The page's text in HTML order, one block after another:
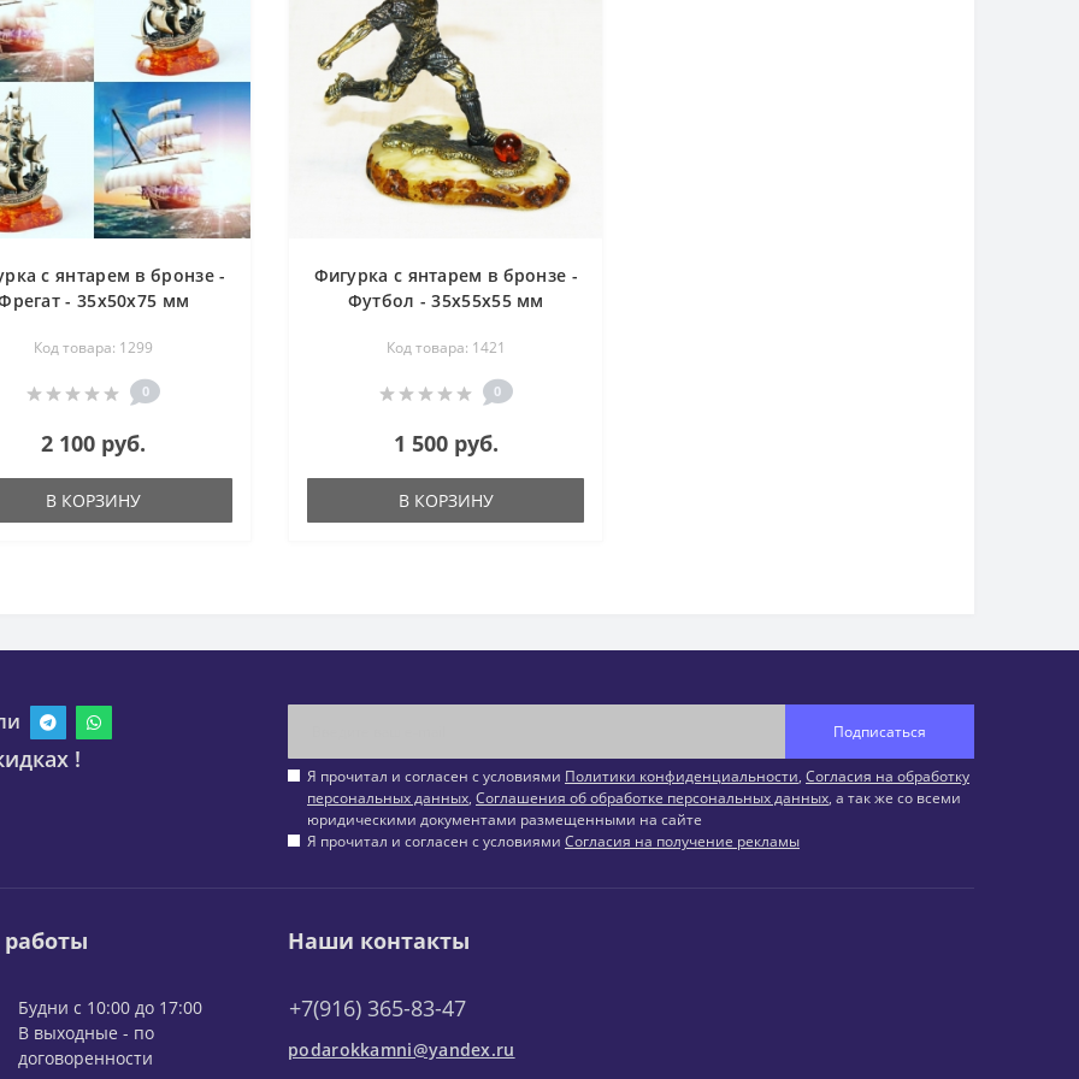
с янтарем в бронзе -
- 35х50х75 мм
Код товара: 1299
0
2 100 руб.
В КОРЗИНУ
Фигурка с янтарем в бронзе -
Футбол - 35х55х55 мм
Код товара: 1421
0
1 500 руб.
В КОРЗИНУ
!
Подписаться
Я прочитал и согласен с условиями Политики конфиденциальности, Согласия на обработку
персональных данных, Соглашения об обработке персональных данных, а так же со всеми
юридическими документами размещенными на сайте
Я прочитал и согласен с условиями Согласия на получение рекламы
Будни с 10:00 до 17:00
В выходные - по
договоренности
Наши контакты
+7(916) 365-83-47
podarokkamni@yandex.ru